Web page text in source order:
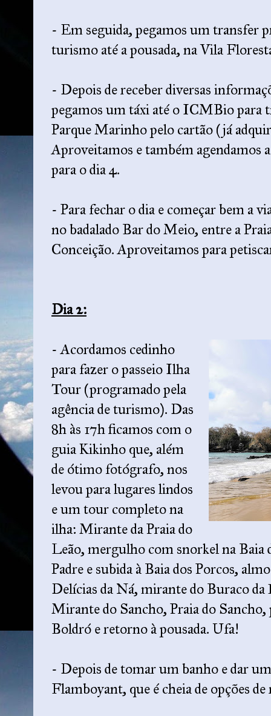
- Em seguida, pegamos um transfer
turismo até a pousada, na Vila
- Depois de receber diversas
pegamos um táxi até o ICMBio para
Parque Marinho pelo cartão (já
Aproveitamos e também agendamos
para o dia 4.
- Para fechar o dia e começar bem a
no badalado Bar do Meio, entre a
Conceição. Aproveitamos para
Dia 2:
- Acordamos cedinho
para fazer o passeio Ilha
Tour (programado pela
agência de turismo). Das
8h às 17h ficamos com o
guia Kikinho que, além
de ótimo fotógrafo, nos
levou para lugares lindos
e um tour completo na
ilha: Mirante da Praia do
Leão, mergulho com snorkel na Baia
Padre e subida à Baia dos Porcos,
Delícias da Ná, mirante do Buraco
Mirante do Sancho, Praia do
Boldró e retorno à pousada. Ufa!
- Depois de tomar um banho e dar
Flamboyant, que é cheia de opções